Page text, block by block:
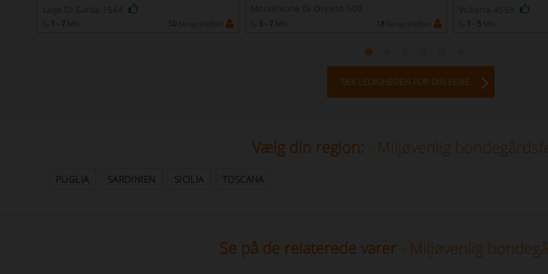
Lago Di Garda 1544
1 - 7 Min 50 Sengepladser
Monteleone Di Orvieto 500
3 - 7 Min 18 Sengepladser
Volterra 4553
1 - 5 Min
TJEK LEDIGHEDEN FOR DIN FERIE
Vælg din region: - Miljøvenlig
PUGLIA SARDINIEN SICILIA TOSCANA
Se på de relaterede varer- Miljøvenlig